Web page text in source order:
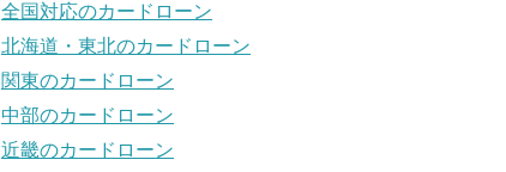
全国対応のカードローン
北海道・東北のカードローン
関東のカードローン
中部のカードローン
近畿のカードローン